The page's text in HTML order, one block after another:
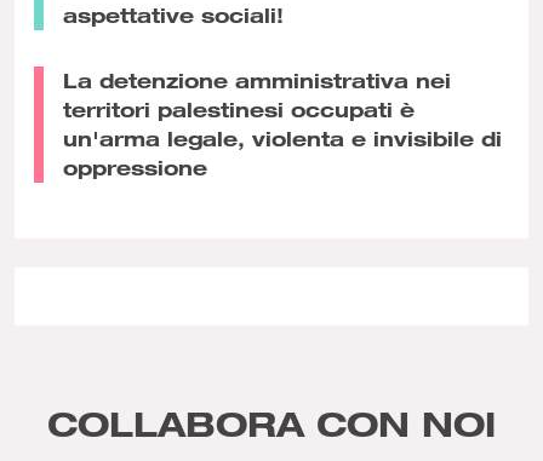
aspettative sociali!
La detenzione amministrativa nei
territori palestinesi occupati è
un'arma legale, violenta e invisibile di
oppressione
COLLABORA CON NOI